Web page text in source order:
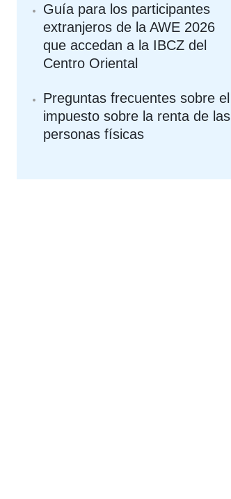
Guía para los participantes
extranjeros de la AWE 2026
que accedan a la IBCZ del
Centro Oriental
Preguntas frecuentes sobre el
impuesto sobre la renta de las
personas físicas